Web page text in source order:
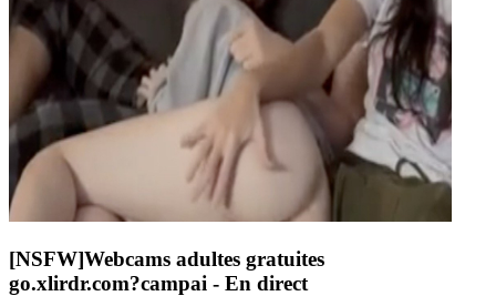
[NSFW]Webcams adultes gratuites
go.xlirdr.com?campai - En direct